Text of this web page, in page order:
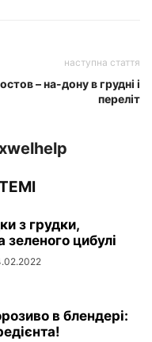
наступна стаття
– на-дону в грудні і
переліт
з грудки,
зеленого цибулі
в блендері: